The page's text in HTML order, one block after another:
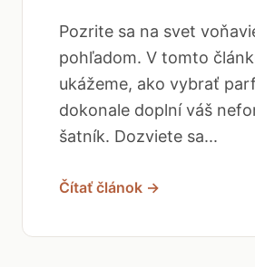
Pozrite sa na svet
pohľadom. V tomto
ukážeme, ako vybrať
dokonale doplní váš
šatník. Dozviete sa...
Čítať článok →